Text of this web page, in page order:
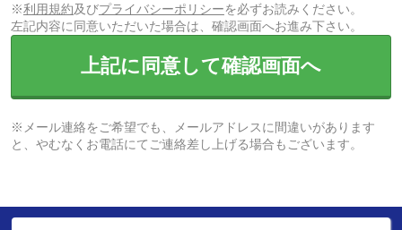
※利用規約及びプライバシーポリシーを必ずお読みください。
左記内容に同意いただいた場合は、確認画面へお進み下さい。
上記に同意して確認画面へ
※メール連絡をご希望でも、メールアドレスに間違いがあります
と、やむなくお電話にてご連絡差し上げる場合もございます。